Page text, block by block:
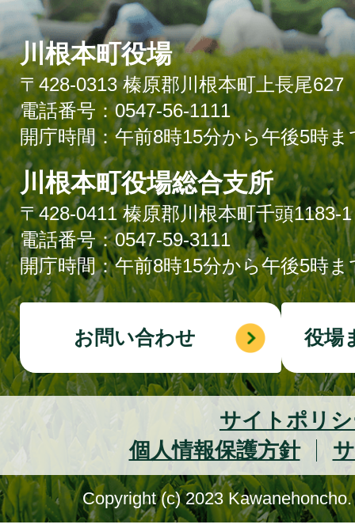
川根本町役場
〒428-0313 榛原郡川根本町上長尾627
電話番号：0547-56-1111
開庁時間：午前8時15分から午後5時ま
川根本町役場総合支所
〒428-0411 榛原郡川根本町千頭1183-1
電話番号：0547-59-3111
開庁時間：午前8時15分から午後5時ま
お問い合わせ 役場
サイトポリ
個人情報保護方針
Copyright (c) 2023